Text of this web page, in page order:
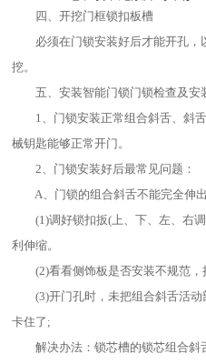
四、开挖门框锁扣板槽
必须在门锁安装好后才能开孔，
挖。
五、安装智能门锁门锁检查及安
1、门锁安装正常组合斜舌、斜舌
械钥匙能够正常开门。
2、门锁安装好后最常见问题：
A、门锁的组合斜舌不能完全伸出
(1)调好锁扣扳(上、下、左、右调
利伸缩。
(2)看看侧饰板是否安装不规范，
(3)开门孔时，未把组合斜舌活动
卡住了;
解决办法：锁芯槽的锁芯组合斜